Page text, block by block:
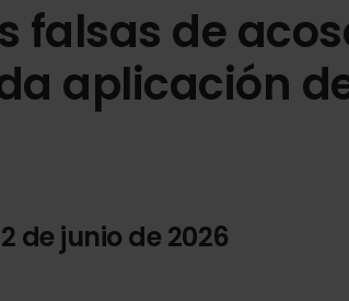
falsas de
aplicación
de junio de 2026